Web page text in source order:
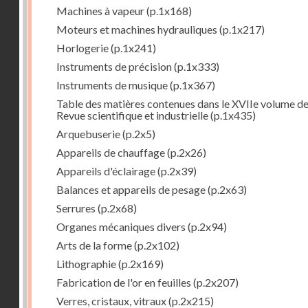
Machines à vapeur(p.1x168)
Moteurs et machines hydrauliques (p.1x217)
Horlogerie(p.1x241)
Instruments de précision(p.1x333)
Instruments de musique(p.1x367)
Table des matières contenues dans le XVIIe volume
Revue scientifique et industrielle(p.1x435)
Arquebuserie(p.2x5)
Appareils de chauffage(p.2x26)
Appareils d'éclairage(p.2x39)
Balances et appareils de pesage(p.2x63)
Serrures (p.2x68)
Organes mécaniques divers (p.2x94)
Arts de la forme(p.2x102)
Lithographie(p.2x169)
Fabrication de l'or en feuilles (p.2x207)
Verres, cristaux, vitraux(p.2x215)